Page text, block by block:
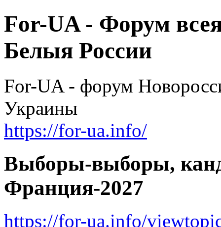
For-UA - Форум
Белыя России
For-UA - форум
Украины
https://for-ua.info/
Выборы-выборы,
Франция-2027
https://for-ua.info/